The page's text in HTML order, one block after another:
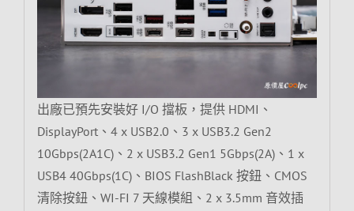
出廠已預先安裝好 I/O 擋板，提供 HDMI、
DisplayPort、4 x USB2.0、3 x USB3.2 Gen2
10Gbps(2A1C)、2 x USB3.2 Gen1 5Gbps(2A)、1 x
USB4 40Gbps(1C)、BIOS FlashBlack 按鈕、CMOS
清除按鈕、WI-FI 7 天線模組、2 x 3.5mm 音效插